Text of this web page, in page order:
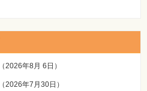
（2026年8月 6日 ）
（2026年7月30日 ）